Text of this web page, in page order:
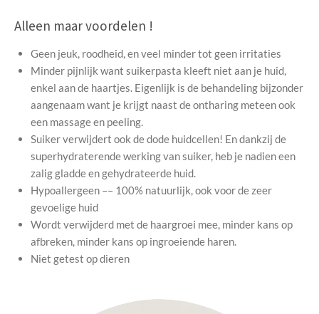
Alleen maar voordelen !
Geen jeuk, roodheid, en veel minder tot geen irritaties
Minder pijnlijk want suikerpasta kleeft niet aan je huid,
enkel aan de haartjes. Eigenlijk is de behandeling bijzonder
aangenaam want je krijgt naast de ontharing meteen ook
een massage en peeling.
Suiker verwijdert ook de dode huidcellen! En dankzij de
superhydraterende werking van suiker, heb je nadien een
zalig gladde en gehydrateerde huid.
Hypoallergeen –– 100% natuurlijk, ook voor de zeer
gevoelige huid
Wordt verwijderd met de haargroei mee, minder kans op
afbreken, minder kans op ingroeiende haren.
Niet getest op dieren